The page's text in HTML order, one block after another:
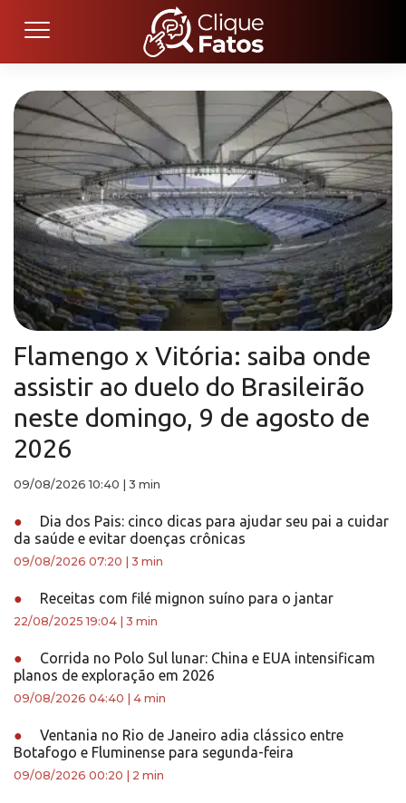
Flamengo x Vitória: saiba onde
assistir ao duelo do Brasileirão
neste domingo, 9 de agosto de
2026
09/08/2026 10:40 3 min
●
Dia dos Pais: cinco dicas para ajudar seu pai a cuidar
da saúde e evitar doenças crônicas
09/08/2026 07:20 3 min
● Receitas com filé mignon suíno para o jantar
22/08/2025 19:04 3 min
●
Corrida no Polo Sul lunar: China e EUA intensificam
planos de exploração em 2026
09/08/2026 04:40 4 min
●
Ventania no Rio de Janeiro adia clássico entre
Botafogo e Fluminense para segunda-feira
09/08/2026 00:20 2 min